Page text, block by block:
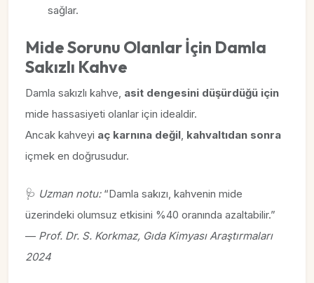
sağlar.
Mide Sorunu Olanlar İçin Damla
Sakızlı Kahve
Damla sakızlı kahve, asit dengesini düşürdüğü için
mide hassasiyeti olanlar için idealdir.
Ancak kahveyi aç karnına değil, kahvaltıdan sonra
içmek en doğrusudur.
🩺 Uzman notu:“Damla sakızı, kahvenin mide
üzerindeki olumsuz etkisini %40 oranında azaltabilir.”
— Prof. Dr. S. Korkmaz, Gıda Kimyası Araştırmaları
2024